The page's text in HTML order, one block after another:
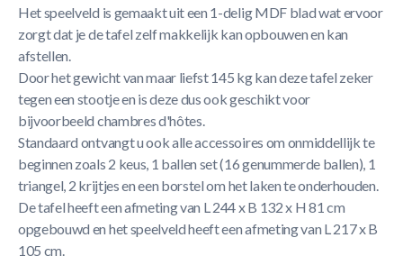
Het speelveld is gemaakt uit een 1-delig MDF blad wat ervoor
zorgt dat je de tafel zelf makkelijk kan opbouwen en kan
afstellen.
Door het gewicht van maar liefst 145 kg kan deze tafel zeker
tegen een stootje en is deze dus ook geschikt voor
bijvoorbeeld chambres d'hôtes.
Standaard ontvangt u ook alle accessoires om onmiddellijk te
beginnen zoals 2 keus, 1 ballen set (16 genummerde ballen), 1
triangel, 2 krijtjes en een borstel om het laken te onderhouden.
De tafel heeft een afmeting van L 244 x B 132 x H 81 cm
opgebouwd en het speelveld heeft een afmeting van L 217 x B
105 cm.